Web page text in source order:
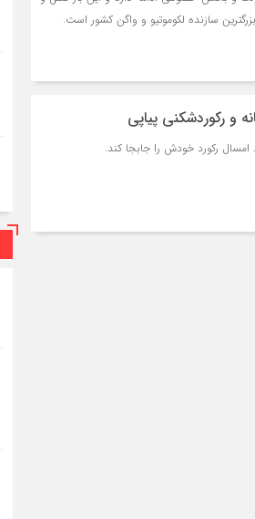
سازنده لکوموتیو و واگن کشور است.
و رکوردشکنی پیاپی
امسال رکورد خودش را جابجا کند.